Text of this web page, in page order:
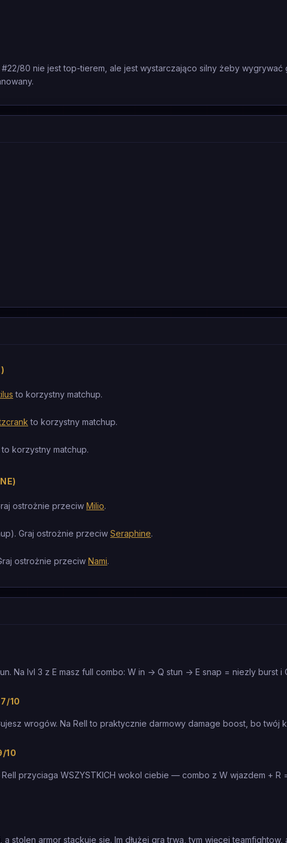
80 nie jest top-tierem, ale jest wystarczająco silny żeby wygrywać
to korzystny matchup.
to korzystny matchup.
to korzystny matchup.
ostrożnie przeciw Milio.
Graj ostrożnie przeciw Seraphine.
ostrożnie przeciw Nami.
Na lvl 3 z E masz full combo: W in -> Q stun -> E snap = niezly burst i
10
wrogów. Na Rell to praktycznie darmowy damage boost, bo twój
10
przyciaga WSZYSTKICH wokol ciebie — combo z W wjazdem + R
stolen armor stackuje sie. Im dłużej gra trwa, tym więcej teamfightow,